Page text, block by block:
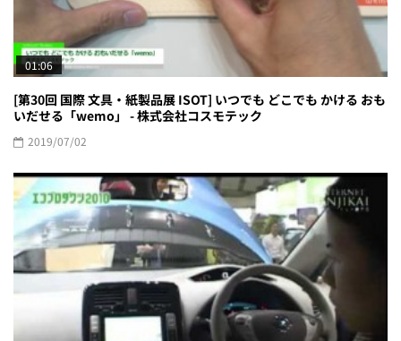
01:06
[第30回 国際 文具・紙製品展 ISOT] いつでも どこでも かける おも
いだせる「wemo」 - 株式会社コスモテック
2019/07/02